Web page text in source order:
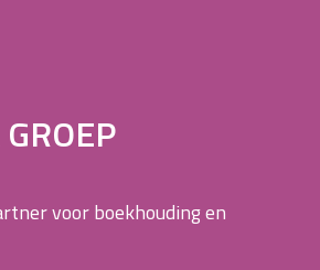
voor boekhouding en